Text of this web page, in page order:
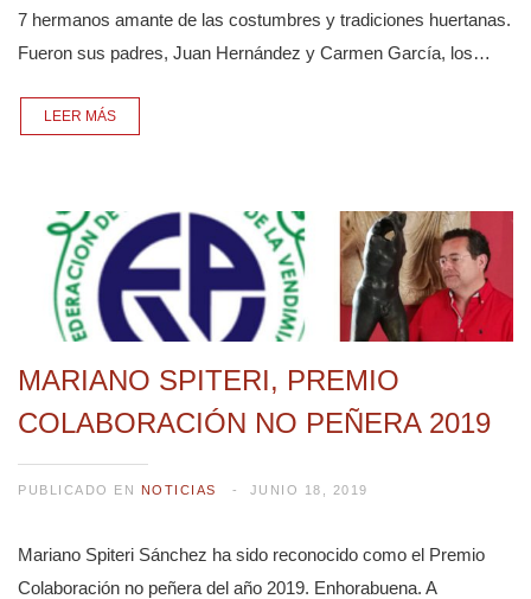
7 hermanos amante de las costumbres y tradiciones huertanas.
Fueron sus padres, Juan Hernández y Carmen García, los…
LEER MÁS
MARIANO SPITERI, PREMIO
COLABORACIÓN NO PEÑERA 2019
PUBLICADO EN NOTICIAS JUNIO 18, 2019
Mariano Spiteri Sánchez ha sido reconocido como el Premio
Colaboración no peñera del año 2019. Enhorabuena. A